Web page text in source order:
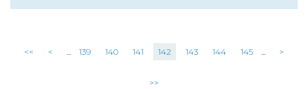
<< < ... 139 140 141 142 143 144 145 ... >
>>